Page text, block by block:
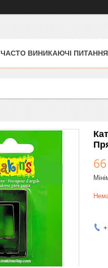
ЧАСТО ВИНИКАЮЧІ ПИТАННЯ